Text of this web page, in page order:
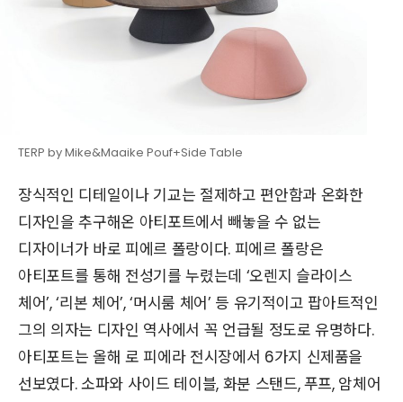
TERP by Mike&Maaike Pouf+Side Table
장식적인 디테일이나 기교는 절제하고 편안함과 온화한
디자인을 추구해온 아티포트에서 빼놓을 수 없는
디자이너가 바로 피에르 폴랑이다. 피에르 폴랑은
아티포트를 통해 전성기를 누렸는데 ‘오렌지 슬라이스
체어’, ‘리본 체어’, ‘머시룸 체어’ 등 유기적이고 팝아트적인
그의 의자는 디자인 역사에서 꼭 언급될 정도로 유명하다.
아티포트는 올해 로 피에라 전시장에서 6가지 신제품을
선보였다. 소파와 사이드 테이블, 화분 스탠드, 푸프, 암체어